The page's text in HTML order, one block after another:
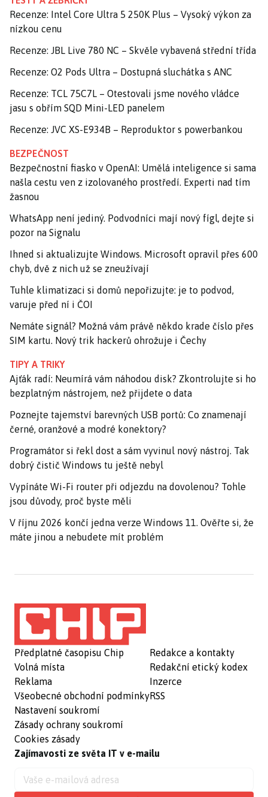
Recenze: Intel Core Ultra 5 250K Plus – Vysoký výkon za
nízkou cenu
Recenze: JBL Live 780 NC – Skvěle vybavená střední třída
Recenze: O2 Pods Ultra – Dostupná sluchátka s ANC
Recenze: TCL 75C7L – Otestovali jsme nového vládce
jasu s obřím SQD Mini-LED panelem
Recenze: JVC XS-E934B – Reproduktor s powerbankou
BEZPEČNOST
Bezpečnostní fiasko v OpenAI: Umělá inteligence si sama
našla cestu ven z izolovaného prostředí. Experti nad tím
žasnou
WhatsApp není jediný. Podvodníci mají nový fígl, dejte si
pozor na Signalu
Ihned si aktualizujte Windows. Microsoft opravil přes 600
chyb, dvě z nich už se zneužívají
Tuhle klimatizaci si domů nepořizujte: je to podvod,
varuje před ní i ČOI
Nemáte signál? Možná vám právě někdo krade číslo přes
SIM kartu. Nový trik hackerů ohrožuje i Čechy
TIPY A TRIKY
Ajťák radí: Neumírá vám náhodou disk? Zkontrolujte si ho
bezplatným nástrojem, než přijdete o data
Poznejte tajemství barevných USB portů: Co znamenají
černé, oranžové a modré konektory?
Programátor si řekl dost a sám vyvinul nový nástroj. Tak
dobrý čistič Windows tu ještě nebyl
Vypínáte Wi-Fi router při odjezdu na dovolenou? Tohle
jsou důvody, proč byste měli
V říjnu 2026 končí jedna verze Windows 11. Ověřte si, že
máte jinou a nebudete mít problém
Předplatné časopisu Chip
Volná místa
Reklama
Všeobecné obchodní podmínky
Nastavení soukromí
Zásady ochrany soukromí
Cookies zásady
Redakce a kontakty
Redakční etický kodex
Inzerce
RSS
Zajímavosti ze světa IT v e-mailu